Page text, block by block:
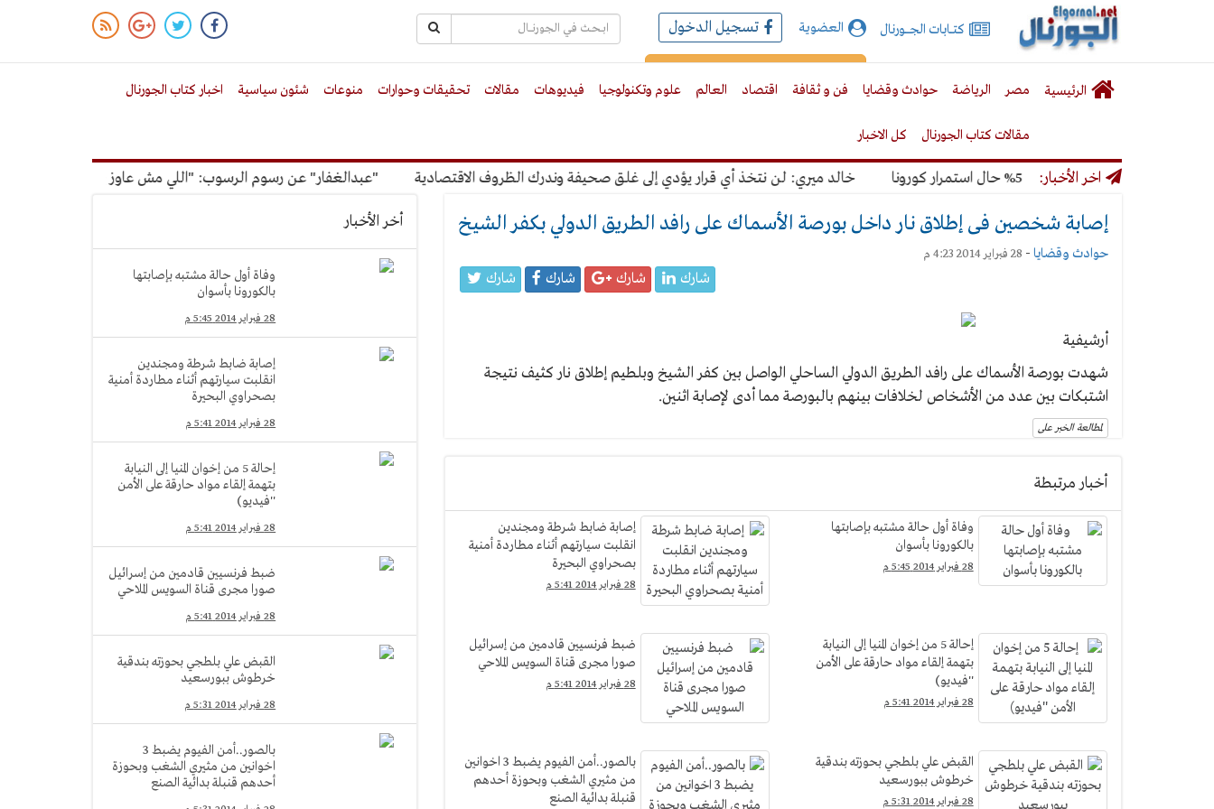
الجورنال
نت
كتـــابات الجـــــورنال العضوية تسجيل الدخول
الرئيسية مصر الرياضة حوادث وقضايا فن و ثقافة اقتصاد العالم علوم وتكنولوجيا فيديوهات مقالات تحقيقات وحوارات منوعات شئون سياسية اخبار كتاب الجورنال
مقالات كتاب الجورنال كل الاخبار
اخر الأخبار:
بنسبة 50% حال استمرار كورونا خالد ميري: لن نتخذ أي قرار يؤدي إلى غلق صحيفة وندرك الظروف الاقتصادية "عبدالغفار" عن رسوم الرسوب: "اللي مش عاوز يتعلم ملوش مجانية"
إصابة شخصين فى إطلاق نار داخل بورصة الأسماك على رافد الطريق الدولي بكفر الشيخ
حوادث وقضايا - 28 فبراير 2014 4:23 م
شارك شارك شارك شارك
أرشيفية
شهدت بورصة الأسماك على رافد الطريق الدولي الساحلي الواصل بين كفر الشيخ وبلطيم إطلاق نار كثيف نتيجة
اشتبكات بين عدد من الأشخاص لخلافات بينهم بالبورصة مما أدى لإصابة اثنين.
لمطالعة الخبر على
أخبار مرتبطة
وفاة أول حالة مشتبه بإصابتها
بالكورونا بأسوان
28 فبراير 2014 5:45 م
إصابة ضابط شرطة ومجندين
انقلبت سيارتهم أثناء مطاردة أمنية
بصحراوي البحيرة
28 فبراير 2014 5:41 م
إحالة 5 من إخوان المنيا إلى النيابة
بتهمة إلقاء مواد حارقة على الأمن
''فيديو)
28 فبراير 2014 5:41 م
ضبط فرنسيين قادمين من إسرائيل
صورا مجرى قناة السويس الملاحي
28 فبراير 2014 5:41 م
القبض علي بلطجي بحوزته بندقية
خرطوش ببورسعيد
28 فبراير 2014 5:31 م
بالصور..أمن الفيوم يضبط 3 اخوانين
من مثيري الشغب وبحوزة أحدهم
قنبلة بدائية الصنع
أخر الأخبار
وفاة أول حالة مشتبه بإصابتها
بالكورونا بأسوان
28 فبراير 2014 5:45 م
إصابة ضابط شرطة ومجندين
انقلبت سيارتهم أثناء مطاردة أمنية
بصحراوي البحيرة
28 فبراير 2014 5:41 م
إحالة 5 من إخوان المنيا إلى النيابة
بتهمة إلقاء مواد حارقة على الأمن
''فيديو)
28 فبراير 2014 5:41 م
ضبط فرنسيين قادمين من إسرائيل
صورا مجرى قناة السويس الملاحي
28 فبراير 2014 5:41 م
القبض علي بلطجي بحوزته بندقية
خرطوش ببورسعيد
28 فبراير 2014 5:31 م
بالصور..أمن الفيوم يضبط 3
اخوانين من مثيري الشغب وبحوزة
أحدهم قنبلة بدائية الصنع